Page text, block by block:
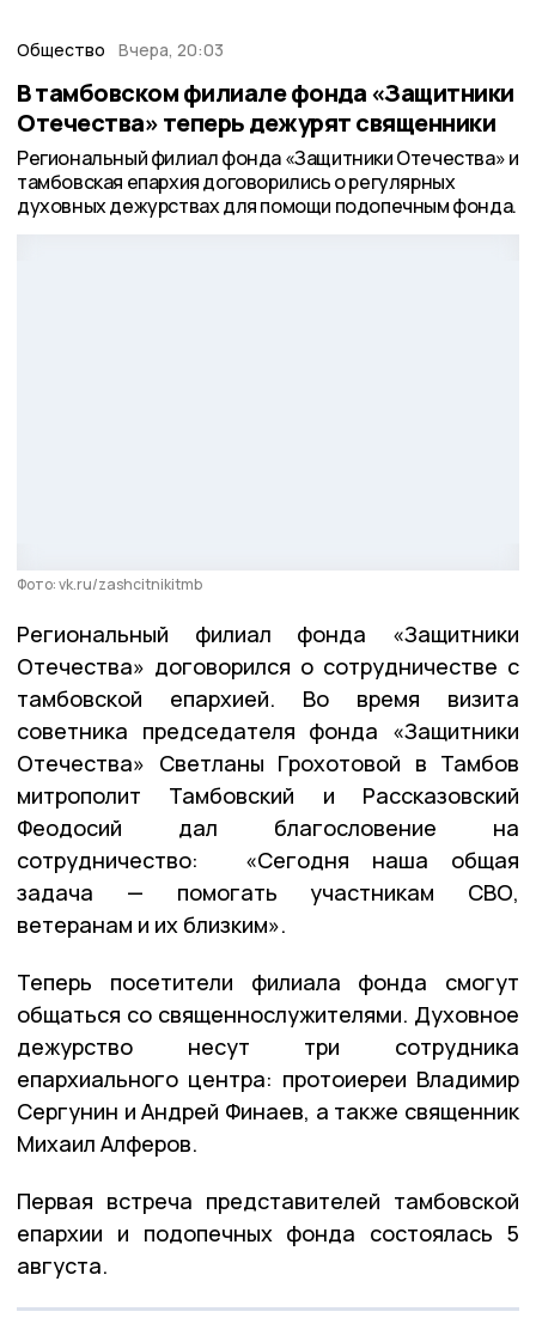
Общество Вчера, 20:03
В тамбовском филиале фонда «Защитники
Отечества» теперь дежурят священники
Региональный филиал фонда «Защитники Отечества» и
тамбовская епархия договорились о регулярных
духовных дежурствах для помощи подопечным фонда.
Фото: vk.ru/zashcitnikitmb
Региональный филиал фонда «Защитники
Отечества» договорился о сотрудничестве с
тамбовской епархией. Во время визита
советника председателя фонда «Защитники
Отечества» Светланы Грохотовой в Тамбов
митрополит Тамбовский и Рассказовский
Феодосий дал благословение на
сотрудничество: «Сегодня наша общая
задача — помогать участникам СВО,
ветеранам и их близким».
Теперь посетители филиала фонда смогут
общаться со священнослужителями. Духовное
дежурство несут три сотрудника
епархиального центра: протоиереи Владимир
Сергунин и Андрей Финаев, а также священник
Михаил Алферов.
Первая встреча представителей тамбовской
епархии и подопечных фонда состоялась 5
августа.